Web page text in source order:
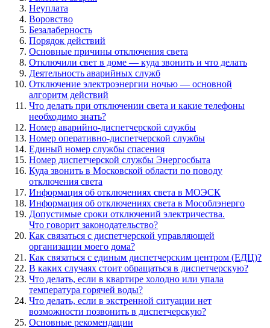
Неуплата
Воровство
Безалаберность
Порядок действий
Основные причины отключения света
Отключили свет в доме — куда звонить и что делать
Деятельность аварийных служб
Отключение электроэнергии ночью — основной
алгоритм действий
Что делать при отключении света и какие телефоны
необходимо знать?
Номер аварийно-диспетчерской службы
Номер оперативно-диспетчерской службы
Единый номер службы спасения
Номер диспетчерской службы Энергосбыта
Куда звонить в Московской области по поводу
отключения света
Информация об отключениях света в МОЭСК
Информация об отключениях света в Мособлэнерго
Допустимые сроки отключений электричества.
Что говорит законодательство?
Как связаться с диспетчерской управляющей
организации моего дома?
Как связаться с единым диспетчерским центром (ЕДЦ)?
В каких случаях стоит обращаться в диспетчерскую?
Что делать, если в квартире холодно или упала
температура горячей воды?
Что делать, если в экстренной ситуации нет
возможности позвонить в диспетчерскую?
Основные рекомендации